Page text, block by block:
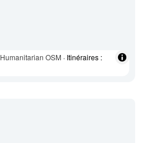
Humanitarian OSM · Itinéraires :